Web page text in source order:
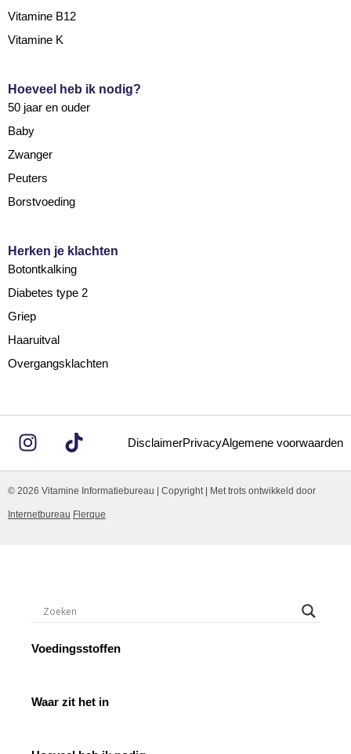
Vitamine B12
Vitamine K
Hoeveel heb ik nodig?
50 jaar en ouder
Baby
Zwanger
Peuters
Borstvoeding
Herken je klachten
Botontkalking
Diabetes type 2
Griep
Haaruitval
Overgangsklachten
DisclaimerPrivacyAlgemene voorwaarden
© 2026 Vitamine Informatiebureau | Copyright | Met trots ontwikkeld door
Internetbureau Flerque
Voedingsstoffen
Waar zit het in